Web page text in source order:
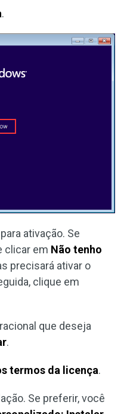
.
ativação. Se
clicar em Não tenho
precisará ativar o
clique em
que deseja
.
termos da licença.
Se preferir, você